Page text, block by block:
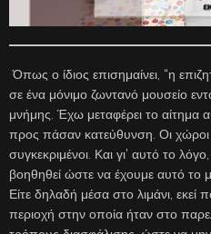
Όπως ο ίδιος επισημαίνει, “η
σε ένα μόνιμο ζωντανό μουσείο
μνήμης. Έχω μεταφέρει το αίτημα
προς πάσαν κατεύθυνση. Οι χώροι
συγκεκριμένοι. Και γι’ αυτό το
βοηθηθεί ώστε να έχουμε αυτό το
Είτε δηλαδή μέσα στο λιμάνι, εκεί
περιοχή στην οποία ήταν στο